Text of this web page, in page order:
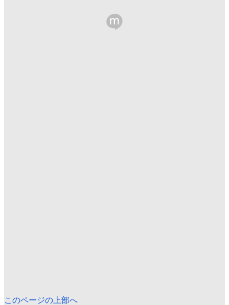
このページの上部へ